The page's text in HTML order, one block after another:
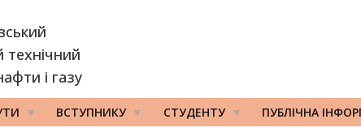
технічний
і газу
ВСТУПНИКУ СТУДЕНТУ ПУБЛІЧНА